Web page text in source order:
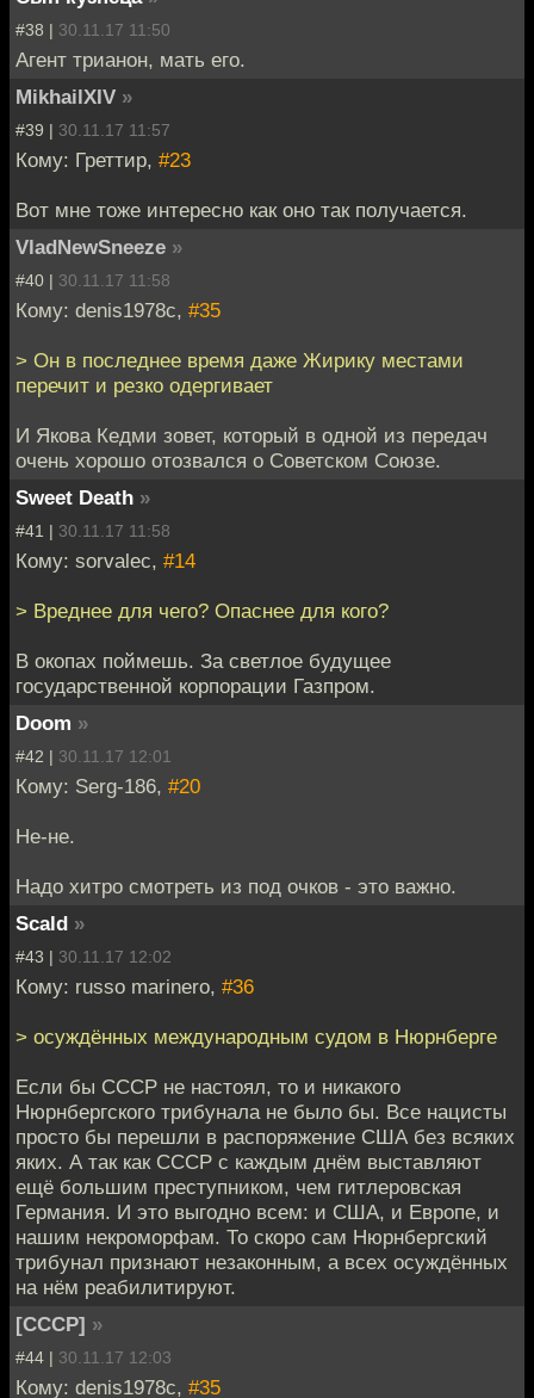
#38 | 30.11.17 11:50
Агент трианон, мать его.
MikhailXIV »
#39 | 30.11.17 11:57
Кому: Греттир, #23
Вот мне тоже интересно как оно так получается.
VladNewSneeze »
#40 | 30.11.17 11:58
Кому: denis1978c, #35
> Он в последнее время даже Жирику местами
перечит и резко одергивает
И Якова Кедми зовет, который в одной из передач
очень хорошо отозвался о Советском Союзе.
Sweet Death »
#41 | 30.11.17 11:58
Кому: sorvalec, #14
> Вреднее для чего? Опаснее для кого?
В окопах поймешь. За светлое будущее
государственной корпорации Газпром.
Doom »
#42 | 30.11.17 12:01
Кому: Serg-186, #20
Не-не.
Надо хитро смотреть из под очков - это важно.
Scald »
#43 | 30.11.17 12:02
Кому: russo marinero, #36
> осуждённых международным судом в Нюрнберге
Если бы СССР не настоял, то и никакого
Нюрнбергского трибунала не было бы. Все нацисты
просто бы перешли в распоряжение США без всяких
яких. А так как СССР с каждым днём выставляют
ещё большим преступником, чем гитлеровская
Германия. И это выгодно всем: и США, и Европе, и
нашим некроморфам. То скоро сам Нюрнбергский
трибунал признают незаконным, а всех осуждённых
на нём реабилитируют.
[СССР] »
#44 | 30.11.17 12:03
Кому: denis1978c, #35